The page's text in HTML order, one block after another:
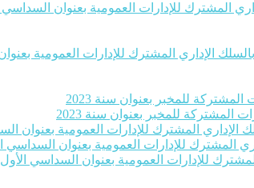
المشترك للإدارات العمومية بعنوان السداسي
الإداري المشترك للإدارات العمومية بعنوان
للمخبر بعنوان سنة 2023
للمخبر بعنوان سنة 2023
المشترك للإدارات العمومية بعنوان
المشترك للإدارات العمومية بعنوان السداسي
للإدارات العمومية بعنوان السداسي الأول